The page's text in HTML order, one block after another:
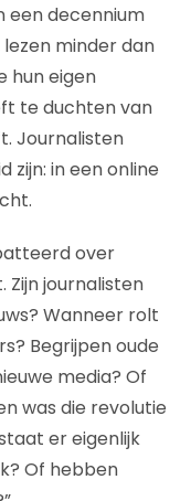
een decennium
minder dan
hun eigen
te duchten van
Journalisten
zijn: in een online
over
Zijn journalisten
Wanneer rolt
Begrijpen oude
media? Of
was die revolutie
er eigenlijk
Of hebben